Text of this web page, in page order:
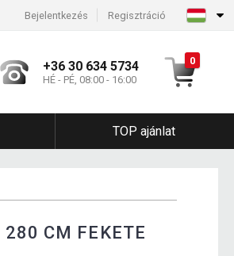
Bejelentkezés Regisztráció
+36 30 634 5734
HÉ - PÉ, 08:00 - 16:00
0
TOP ajánlat
280 CM FEKETE